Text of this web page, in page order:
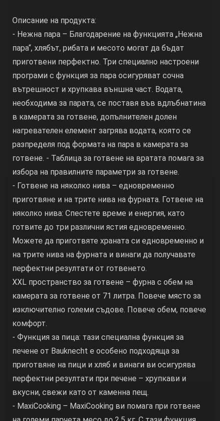
Описание на продукта:
- Нежна пара – Благодарение на функцията „Нежна
пара“, хлябът, рибата и месото могат да бъдат
приготвени перфектно. Три специално настроени
програми с функция за пара осигуряват сочна
вътрешност и хрупкава външна част. Водата,
необходима за парата, се поставя във вдлъбнатина
в камерата за готвене, допълнителен долен
нагревателен елемент загрява водата, която се
разпределя под формата на пара в камерата за
готвене. - Таблица за готвене на вратата помага за
избора на правилните параметри за готвене.
- Готвене на няколко нива – едновременно
приготвяне и на трите нива на фурната. Готвене на
няколко нива: Спестете време и енергия, като
готвите до три различни ястия едновременно.
Можете да приготвяте храната си едновременно и
на трите нива на фурната и винаги да получавате
перфектни резултати от готвенето.
XXL пространство за готвене – фурна с обем на
камерата за готвене от 71 литра. Повече място за
изключително големи съдове. Повече обем, повече
комфорт.
- Функция за пица: тази специална функция за
печене от Bauknecht е особено подходяща за
приготвяне на пици и хляб и винаги ви осигурява
перфектни резултати при печене – хрупкави и
вкусни, свежи като от каменна пещ.
- MaxiCooking – MaxiCooking ви помага при готвене